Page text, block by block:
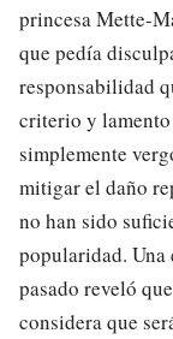
princesa Mette-
que pedía
responsabilidad
criterio y
simplemente
mitigar el daño
no han sido
popularidad. Una
pasado reveló
considera que